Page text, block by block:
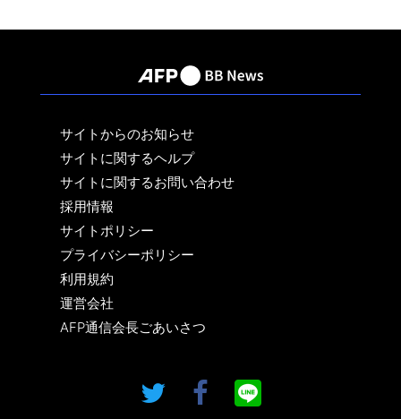
サイトからのお知らせ
サイトに関するヘルプ
サイトに関するお問い合わせ
採用情報
サイトポリシー
プライバシーポリシー
利用規約
運営会社
AFP通信会長ごあいさつ